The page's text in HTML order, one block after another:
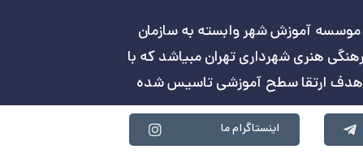
موسسه آموزش شهر وابسته به سازمان
هنری شهرداری تهران مبیاشد که با
هدف ارتقا سطح آموزشی تاسیس شده
اینستاگرام ما